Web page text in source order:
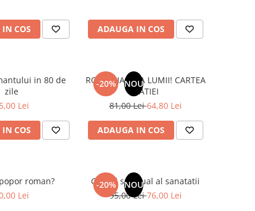
COS ADAUGA IN COS
in 80 de
zile
Lei
COS
-20% NOU
ROMANIA, AXA LUMII! CARTEA
NATIEI
81,00 Lei64,80 Lei
ADAUGA IN COS
roman?
Lei
-20% NOU
Ghidul spiritual al sanatatii
95,00 Lei76,00 Lei